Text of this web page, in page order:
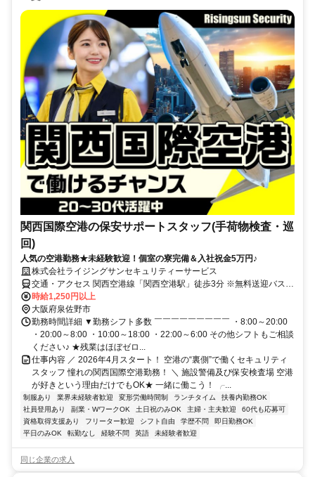
関西国際空港の保安サポートスタッフ(手荷物検査・巡
回)
人気の空港勤務★未経験歓迎！個室の寮完備＆入社祝金5万円♪
株式会社ライジングサンセキュリティーサービス
交通・アクセス 関西空港線「関西空港駅」徒歩3分 ※無料送迎バスあ
り！泉佐野駅・りんくうタウン駅～関西空港間
時給1,250円以上
大阪府泉佐野市
勤務時間詳細 ▼勤務シフト多数 ￣￣￣￣￣￣￣￣￣ ・8:00～20:00
・20:00～8:00 ・10:00～18:00 ・22:00～6:00 その他シフトもご相談
ください♪ ★残業はほぼゼロ...
仕事内容 ／ 2026年4月スタート！ 空港の“裏側”で働くセキュリティ
スタッフ 憧れの関西国際空港勤務！ ＼ 施設警備及び保安検査場 空港
が好きという理由だけでもOK★ 一緒に働こう！ ╭...
制服あり 業界未経験者歓迎 変形労働時間制 ランチタイム
扶養内勤務OK
社員登用あり
副業・WワークOK 土日祝のみOK 主婦・主夫歓迎
60代も応募可
資格取得支援あり
フリーター歓迎 シフト自由 学歴不問
即日勤務OK
平日のみOK
転勤なし 経験不問 英語 未経験者歓迎
同じ企業の求人